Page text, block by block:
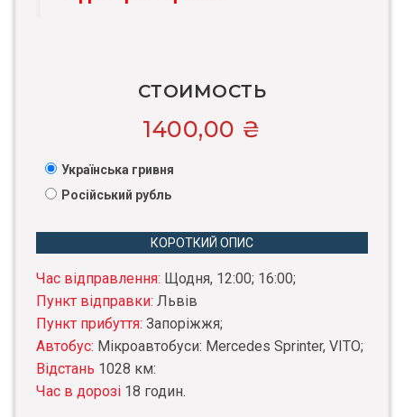
СТОИМОСТЬ
1400,00 ₴
Українська гривня
Російський рубль
КОРОТКИЙ ОПИС
Час відправлення: Щодня, 12:00; 16:00;
Пункт відправки: Львів
Пункт прибуття: Запоріжжя;
Автобус: Мікроавтобуси: Mercedes Sprinter, VITO;
Відстань 1028 км:
Час в дорозі 18 годин.